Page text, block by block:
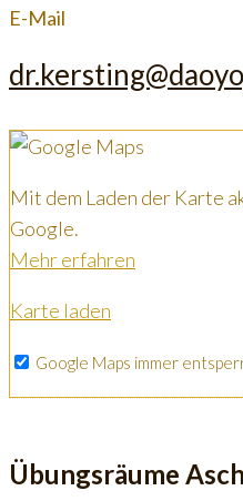
E-Mail
Mit dem Laden der Karte
Google.
Mehr erfahren
Karte laden
Google Maps immer
Übungsräume